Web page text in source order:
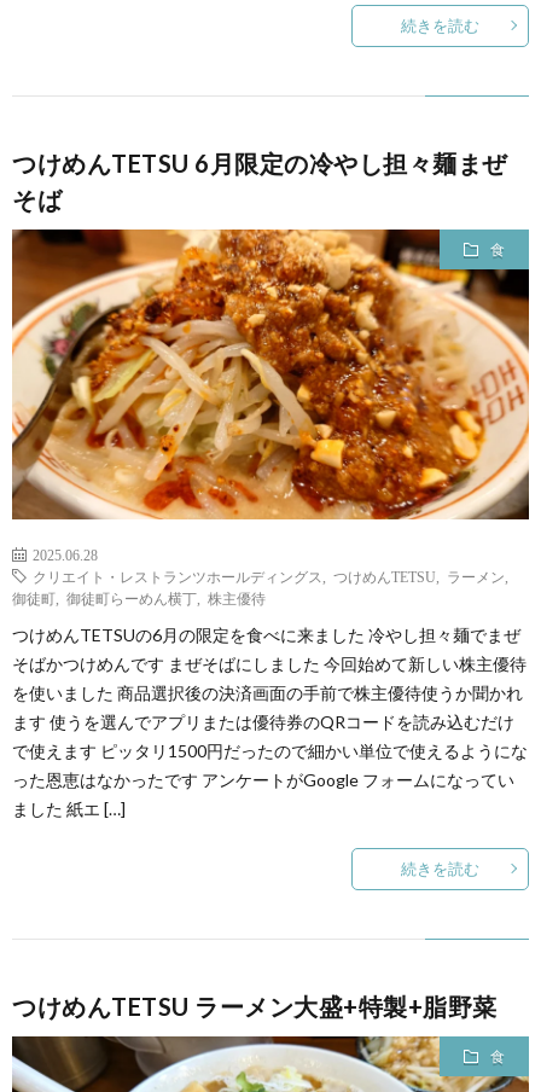
続きを読む
つけめんTETSU 6月限定の冷やし担々麺まぜ
そば
食
2025.06.28
クリエイト・レストランツホールディングス
つけめんTETSU ラーメン
御徒町
御徒町らーめん横丁 株主優待
つけめんTETSUの6月の限定を食べに来ました 冷やし担々麺でまぜ
そばかつけめんです まぜそばにしました 今回始めて新しい株主優待
を使いました 商品選択後の決済画面の手前で株主優待使うか聞かれ
ます 使うを選んでアプリまたは優待券のQRコードを読み込むだけ
で使えます ピッタリ1500円だったので細かい単位で使えるようにな
った恩恵はなかったです アンケートがGoogle フォームになってい
ました 紙エ […]
続きを読む
つけめんTETSU ラーメン大盛+特製+脂野菜
食